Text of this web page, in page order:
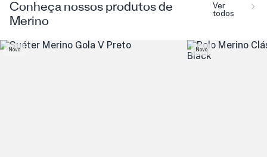
Conheça nossos produtos de
Merino
Ver
todos
Novo Novo